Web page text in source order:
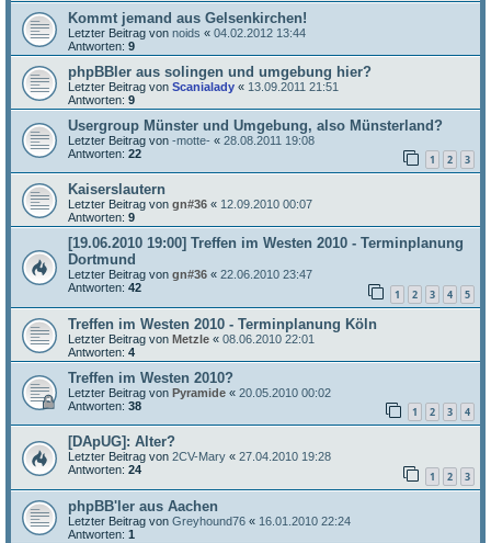
Kommt jemand aus Gelsenkirchen!
Letzter Beitrag von noids « 04.02.2012 13:44
Antworten: 9
phpBBler aus solingen und umgebung hier?
Letzter Beitrag von Scanialady « 13.09.2011 21:51
Antworten: 9
Usergroup Münster und Umgebung, also Münsterland?
Letzter Beitrag von -motte- « 28.08.2011 19:08
Antworten: 22 1 2 3
Kaiserslautern
Letzter Beitrag von gn#36 « 12.09.2010 00:07
Antworten: 9
[19.06.2010 19:00] Treffen im Westen 2010 - Terminplanung
Dortmund
Letzter Beitrag von gn#36 « 22.06.2010 23:47
Antworten: 42 1 2 3 4 5
Treffen im Westen 2010 - Terminplanung Köln
Letzter Beitrag von Metzle « 08.06.2010 22:01
Antworten: 4
Treffen im Westen 2010?
Letzter Beitrag von Pyramide « 20.05.2010 00:02
Antworten: 38 1 2 3 4
[DApUG]: Alter?
Letzter Beitrag von 2CV-Mary « 27.04.2010 19:28
Antworten: 24 1 2 3
phpBB'ler aus Aachen
Letzter Beitrag von Greyhound76 « 16.01.2010 22:24
Antworten: 1